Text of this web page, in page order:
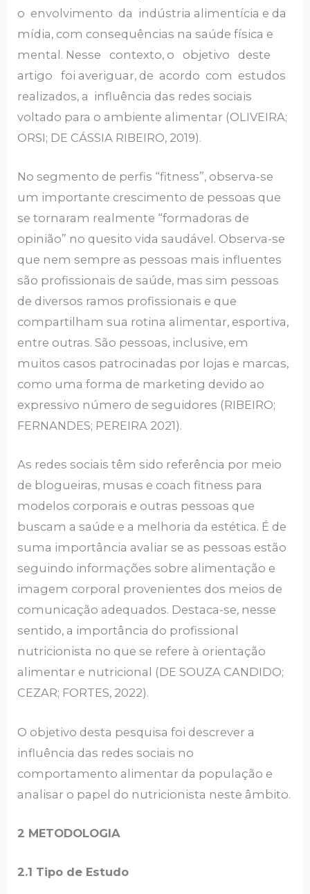
o envolvimento da indústria alimentícia e da
mídia, com consequências na saúde física e
mental. Nesse contexto, o objetivo deste
artigo foi averiguar, de acordo com estudos
realizados, a influência das redes sociais
voltado para o ambiente alimentar (OLIVEIRA;
ORSI; DE CÁSSIA RIBEIRO, 2019).
No segmento de perfis “fitness”, observa-se
um importante crescimento de pessoas que
se tornaram realmente “formadoras de
opinião” no quesito vida saudável. Observa-se
que nem sempre as pessoas mais influentes
são profissionais de saúde, mas sim pessoas
de diversos ramos profissionais e que
compartilham sua rotina alimentar, esportiva,
entre outras. São pessoas, inclusive, em
muitos casos patrocinadas por lojas e marcas,
como uma forma de marketing devido ao
expressivo número de seguidores (RIBEIRO;
FERNANDES; PEREIRA 2021).
As redes sociais têm sido referência por meio
de blogueiras, musas e coach fitness para
modelos corporais e outras pessoas que
buscam a saúde e a melhoria da estética. É de
suma importância avaliar se as pessoas estão
seguindo informações sobre alimentação e
imagem corporal provenientes dos meios de
comunicação adequados. Destaca-se, nesse
sentido, a importância do profissional
nutricionista no que se refere à orientação
alimentar e nutricional (DE SOUZA CANDIDO;
CEZAR; FORTES, 2022).
O objetivo desta pesquisa foi descrever a
influência das redes sociais no
comportamento alimentar da população e
analisar o papel do nutricionista neste âmbito.
2 METODOLOGIA
2.1 Tipo de Estudo